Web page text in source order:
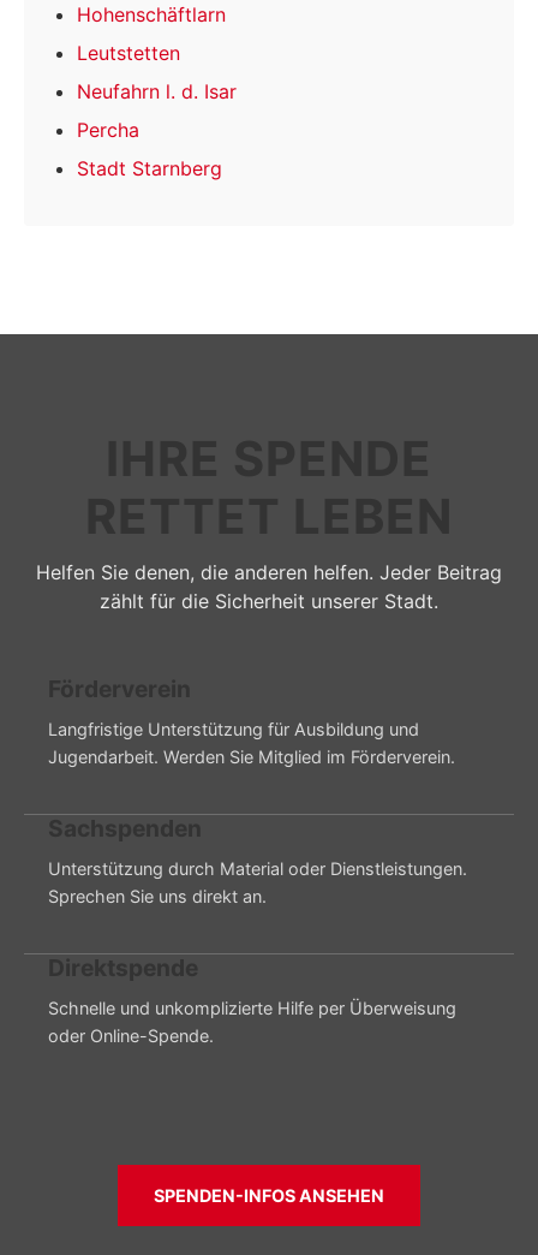
Hohenschäftlarn
Leutstetten
Neufahrn l. d. Isar
Percha
Stadt Starnberg
IHRE SPENDE
RETTET LEBEN
Helfen Sie denen, die anderen helfen. Jeder Beitrag
zählt für die Sicherheit unserer Stadt.
Förderverein
Langfristige Unterstützung für Ausbildung und
Jugendarbeit. Werden Sie Mitglied im Förderverein.
Sachspenden
Unterstützung durch Material oder Dienstleistungen.
Sprechen Sie uns direkt an.
Direktspende
Schnelle und unkomplizierte Hilfe per Überweisung
oder Online-Spende.
SPENDEN-INFOS ANSEHEN